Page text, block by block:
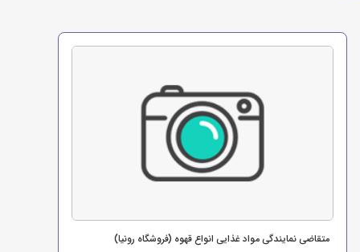
متقاضی نمایندگی مواد غذایی انواع قهوه (فروشگاه رونیا)